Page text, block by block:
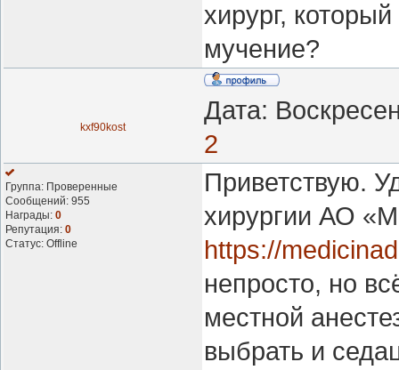
хирург,
мучение?
kxf90kost
Дата:
2
Группа: Проверенные
Сообщений: 955
Награды: 0
Репутация: 0
Статус: Offline
Приветствую.
хирургии АО
https://
непросто, но
местной
выбрать и